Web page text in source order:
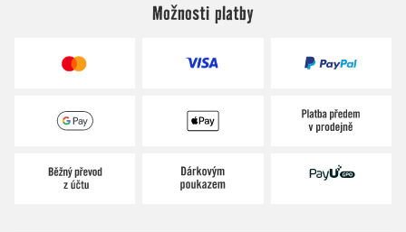
Možnosti platby